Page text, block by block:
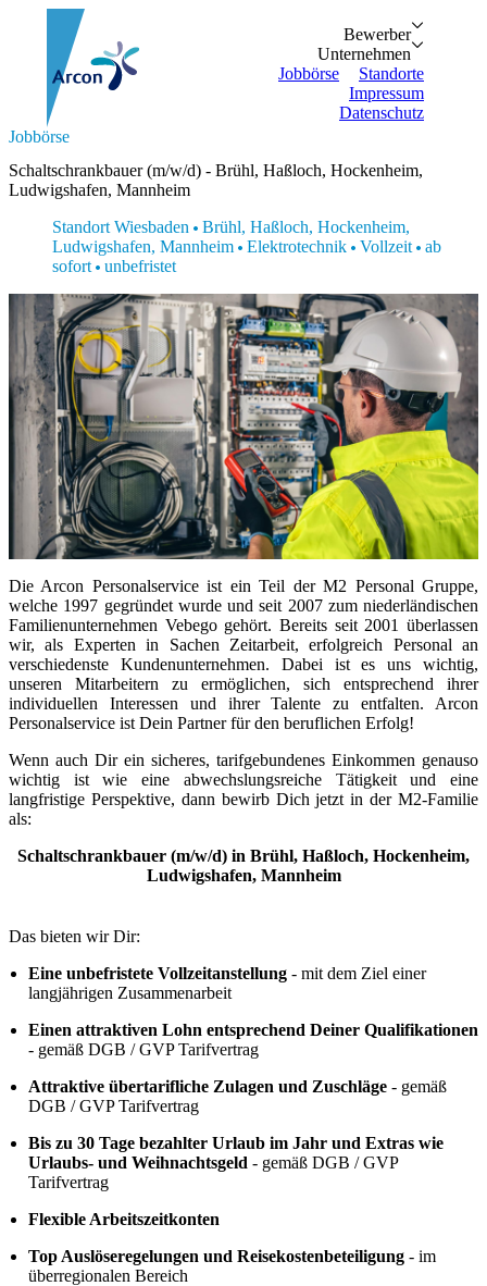
BewerberBewerber
Vorteile
Unternehmen
Unternehmen
Personalanfrage
Jobbörse
Standorte
Impressum
Datenschutz
Suche...
Bewerber
Unternehmen
Standorte
Impressum
Datenschutz
Zurück
Bewerber
Vorteile
Initiativbewerbung
Zurück
Unternehmen
Personalanfrage
Jobbörse
Schaltschrankbauer (m/w/d) - Brühl, Haßloch, Hockenheim,
Ludwigshafen, Mannheim
Standort Wiesbaden
Brühl, Haßloch, Hockenheim,
Ludwigshafen, Mannheim
Elektrotechnik Vollzeit
ab
sofort
unbefristet
Die Arcon Personalservice ist ein Teil der M2 Personal Gruppe,
welche 1997 gegründet wurde und seit 2007 zum niederländischen
Familienunternehmen Vebego gehört. Bereits seit 2001 überlassen
wir, als Experten in Sachen Zeitarbeit, erfolgreich Personal an
verschiedenste Kundenunternehmen. Dabei ist es uns wichtig,
unseren Mitarbeitern zu ermöglichen, sich entsprechend ihrer
individuellen Interessen und ihrer Talente zu entfalten. Arcon
Personalservice ist Dein Partner für den beruflichen Erfolg!
Wenn auch Dir ein sicheres, tarifgebundenes Einkommen genauso
wichtig ist wie eine abwechslungsreiche Tätigkeit und eine
langfristige Perspektive, dann bewirb Dich jetzt in der M2-Familie
als:
Schaltschrankbauer (m/w/d) in Brühl, Haßloch, Hockenheim,
Ludwigshafen, Mannheim
Das bieten wir Dir:
Eine unbefristete Vollzeitanstellung - mit dem Ziel einer
langjährigen Zusammenarbeit
Einen attraktiven Lohn entsprechend Deiner Qualifikationen
- gemäß DGB / GVP Tarifvertrag
Attraktive übertarifliche Zulagen und Zuschläge - gemäß
DGB / GVP Tarifvertrag
Bis zu 30 Tage bezahlter Urlaub im Jahr und Extras wie
Urlaubs- und Weihnachtsgeld - gemäß DGB / GVP
Tarifvertrag
Flexible Arbeitszeitkonten
Top Auslöseregelungen und Reisekostenbeteiligung - im
überregionalen Bereich